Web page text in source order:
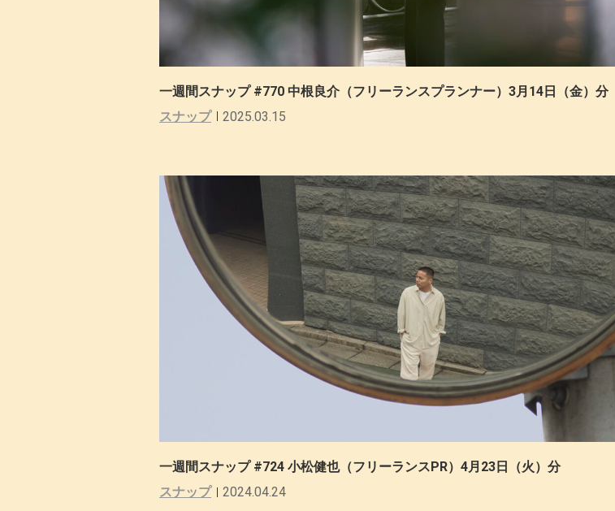
一週間スナップ #770 中根良介（フリーランスプランナー）3月14日（金）分
スナップ
2025.03.15
一週間スナップ #724 小松健也（フリーランスPR）4月23日（火）分
スナップ
2024.04.24